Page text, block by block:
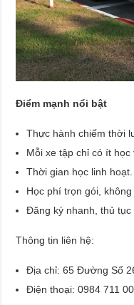
Điểm mạnh nổi bật
Thực hành chiếm thời
Mỗi xe tập chỉ có ít học
Thời gian học linh hoạt.
Học phí trọn gói,
Đăng ký nhanh, thủ tục
Thông tin liên hệ:
Địa chỉ: 65 Đường Số
Điện thoại: 0984 711